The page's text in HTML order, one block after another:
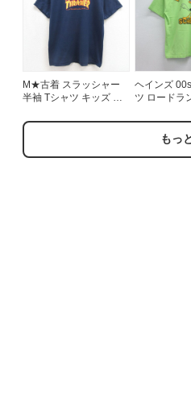
M★古着 スラッシャー
半袖 Tシャツ キッズ ボ
ゴ コットン クルーネッ
ヘインズ
ツ ロードラ
もっ